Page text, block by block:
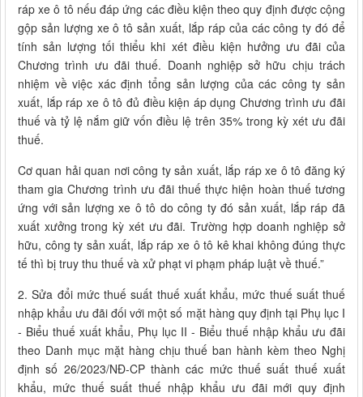
ráp xe ô tô nếu đáp ứng các điều kiện theo quy định được cộng
gộp sản lượng xe ô tô sản xuất, lắp ráp của các công ty đó để
tính sản lượng tối thiểu khi xét điều kiện hưởng ưu đãi của
Chương trình ưu đãi thuế. Doanh nghiệp sở hữu chịu trách
nhiệm về việc xác định tổng sản lượng của các công ty sản
xuất, lắp ráp xe ô tô đủ điều kiện áp dụng Chương trình ưu đãi
thuế và tỷ lệ nắm giữ vốn điều lệ trên 35% trong kỳ xét ưu đãi
thuế.
Cơ quan hải quan nơi công ty sản xuất, lắp ráp xe ô tô đăng ký
tham gia Chương trình ưu đãi thuế thực hiện hoàn thuế tương
ứng với sản lượng xe ô tô do công ty đó sản xuất, lắp ráp đã
xuất xưởng trong kỳ xét ưu đãi. Trường hợp doanh nghiệp sở
hữu, công ty sản xuất, lắp ráp xe ô tô kê khai không đúng thực
tế thì bị truy thu thuế và xử phạt vi phạm pháp luật về thuế.”
2. Sửa đổi mức thuế suất thuế xuất khẩu, mức thuế suất thuế
nhập khẩu ưu đãi đối với một số mặt hàng quy định tại Phụ lục I
- Biểu thuế xuất khẩu, Phụ lục II - Biểu thuế nhập khẩu ưu đãi
theo Danh mục mặt hàng chịu thuế ban hành kèm theo Nghị
định số 26/2023/NĐ-CP thành các mức thuế suất thuế xuất
khẩu, mức thuế suất thuế nhập khẩu ưu đãi mới quy định